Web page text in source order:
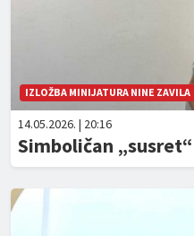
IZLOŽBA MINIJATURA NINE ZAVILA
14.05.2026. | 20:16
Simboličan